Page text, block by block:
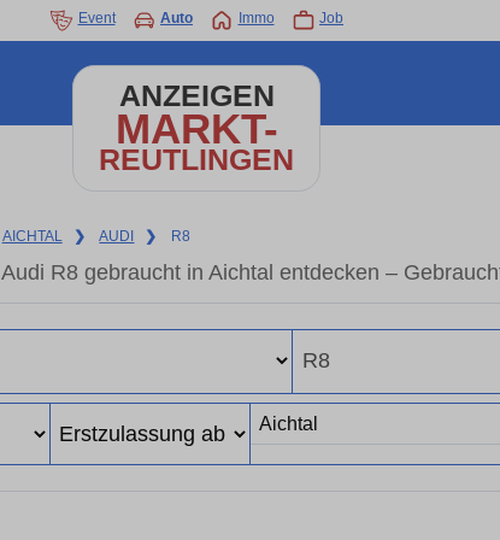
Event Auto Immo Job
ANZEIGEN
MARKT-
REUTLINGEN
AICHTAL ❯ AUDI ❯ R8
Audi R8 gebraucht in Aichtal entdecken –